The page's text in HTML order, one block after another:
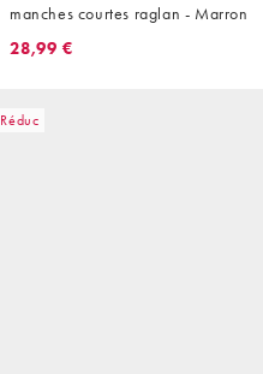
manches courtes raglan - Marron
28,99 €
Réduc